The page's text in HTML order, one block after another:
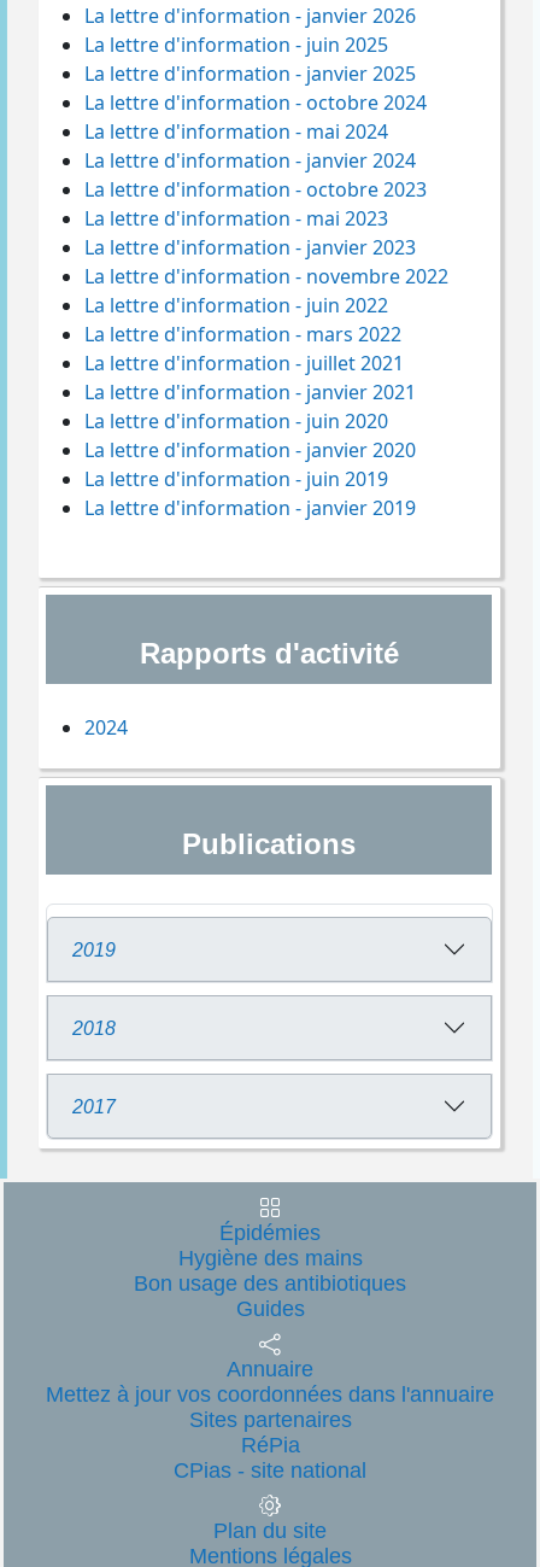
La lettre d'information - janvier 2026
La lettre d'information - juin 2025
La lettre d'information - janvier 2025
La lettre d'information - octobre 2024
La lettre d'information - mai 2024
La lettre d'information - janvier 2024
La lettre d'information - octobre 2023
La lettre d'information - mai 2023
La lettre d'information - janvier 2023
La lettre d'information - novembre 2022
La lettre d'information - juin 2022
La lettre d'information - mars 2022
La lettre d'information - juillet 2021
La lettre d'information - janvier 2021
La lettre d'information - juin 2020
La lettre d'information - janvier 2020
La lettre d'information - juin 2019
La lettre d'information - janvier 2019
Rapports d'activité
2024
Publications
2019
2018
2017
Épidémies
Hygiène des mains
Bon usage des antibiotiques
Guides
Annuaire
Mettez à jour vos coordonnées dans l'annuaire
Sites partenaires
RéPia
CPias - site national
Plan du site
Mentions légales